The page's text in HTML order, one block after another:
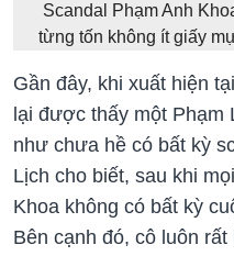
Scandal Phạm Anh
từng tốn không ít giấy
Gần đây, khi xuất hiện
lại được thấy một Phạm
như chưa hề có bất kỳ
Lịch cho biết, sau khi
Khoa không có bất kỳ
Bên cạnh đó, cô luôn